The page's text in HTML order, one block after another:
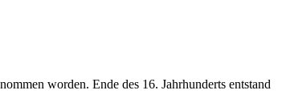
worden. Ende des 16. Jahrhunderts entstand